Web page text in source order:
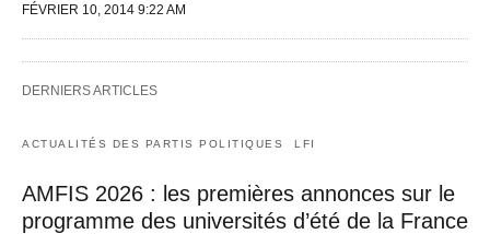
FÉVRIER 10, 2014 9:22 AM
DERNIERS ARTICLES
ACTUALITÉS DES PARTIS POLITIQUES LFI
AMFIS 2026 : les premières annonces sur le
programme des universités d’été de la France